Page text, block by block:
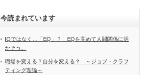
今読まれています
IQではなく…「EQ」？ EQを高めて人間関係に活
かそう。
職場を変える？自分を変える？ ～ジョブ・クラフ
ティング理論～